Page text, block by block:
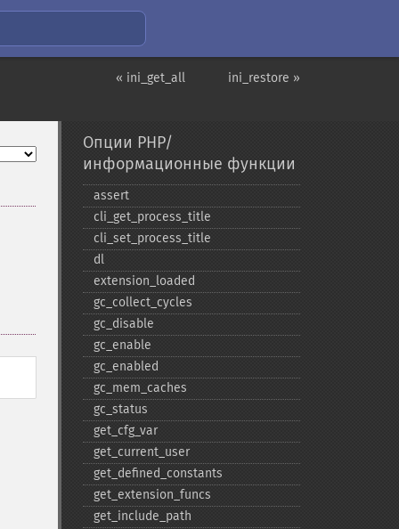
ini_restore »
« ini_get_all
Опции PHP/
информационные функции
assert
cli_​get_​process_​title
cli_​set_​process_​title
dl
extension_​loaded
gc_​collect_​cycles
gc_​disable
gc_​enable
gc_​enabled
gc_​mem_​caches
gc_​status
get_​cfg_​var
get_​current_​user
get_​defined_​constants
get_​extension_​funcs
get_​include_​path